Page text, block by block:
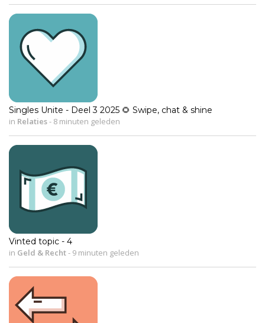
Singles Unite - Deel 3 2025 🌻 Swipe, chat & shine
in Relaties- 8 minuten geleden
Vinted topic - 4
in Geld & Recht- 9 minuten geleden